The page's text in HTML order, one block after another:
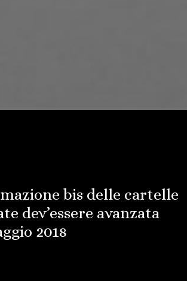
bis delle cartelle
dev’essere avanzata
2018